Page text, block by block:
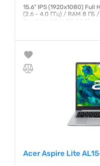
15.6" IPS (1920x1080) Full
(2.6 - 4.0 ГГц) / RAM 8 ГБ
Graphics / без ОС / 1.45 кг
Acer Aspire Lite